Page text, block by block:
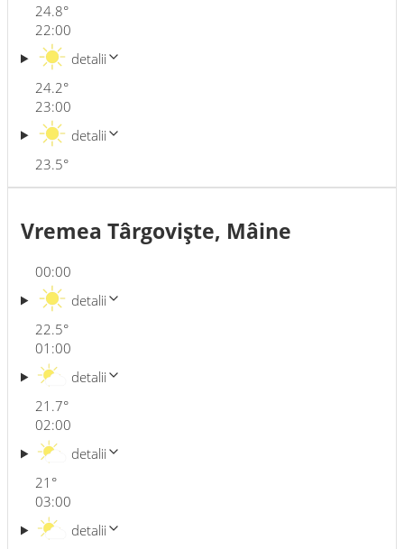
24.8°
22:00
24.2°
detalii
23:00
23.5°
detalii
Vremea Târgovişte, Mâine
00:00
22.5°
detalii
01:00
21.7°
detalii
02:00
21 °
detalii
03:00
detalii